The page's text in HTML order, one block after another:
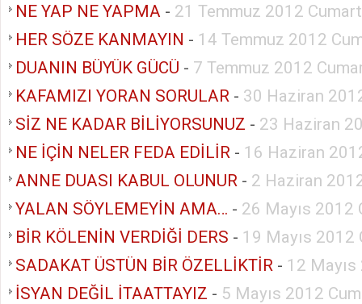
NE YAP NE YAPMA - 21 Temmuz 2012
HER SÖZE KANMAYIN - 14 Temmuz 2012
DUANIN BÜYÜK GÜCÜ - 7 Temmuz 2012
KAFAMIZI YORAN SORULAR - 30 Haziran
SİZ NE KADAR BİLİYORSUNUZ - 23 Haziran
NE İÇİN NELER FEDA EDİLİR - 16 Haziran
ANNE DUASI KABUL OLUNUR - 2 Haziran
YALAN SÖYLEMEYİN AMA… - 26 Mayıs 2012
BİR KÖLENİN VERDİĞİ DERS - 19 Mayıs 2012
SADAKAT ÜSTÜN BİR ÖZELLİKTİR - 12
İSYAN DEĞİL İTAATTAYIZ - 5 Mayıs 2012